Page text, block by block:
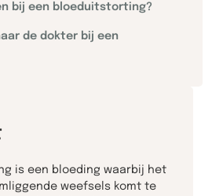
bij een bloeduitstorting?
de dokter bij een
is een bloeding waarbij het
weefsels komt te